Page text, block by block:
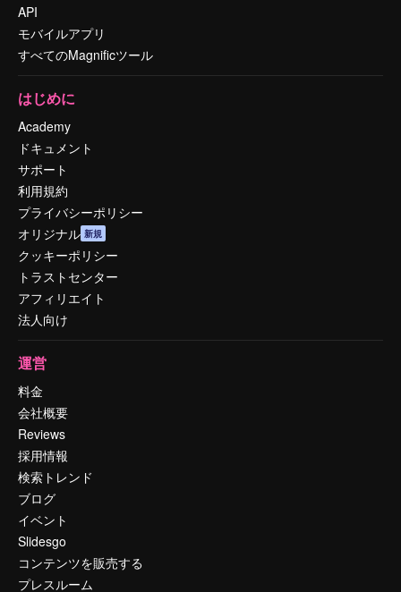
API
モバイルアプリ
すべてのMagnificツール
はじめに
Academy
ドキュメント
サポート
利用規約
プライバシーポリシー
オリジナル 新規
クッキーポリシー
トラストセンター
アフィリエイト
法人向け
運営
料金
会社概要
Reviews
採用情報
検索トレンド
ブログ
イベント
Slidesgo
コンテンツを販売する
プレスルーム